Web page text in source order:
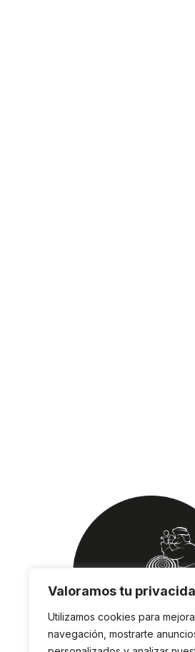
Valoramos tu
Utilizamos cookies para
navegación, mostrarte